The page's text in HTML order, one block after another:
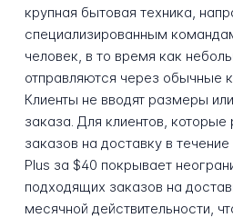
крупная бытовая техника,
специализированным
человек, в то время как
отправляются через обычные
Клиенты не вводят размеры
заказа. Для клиентов,
заказов на доставку в
Plus за $40 покрывает
подходящих заказов на
месячной действительности,